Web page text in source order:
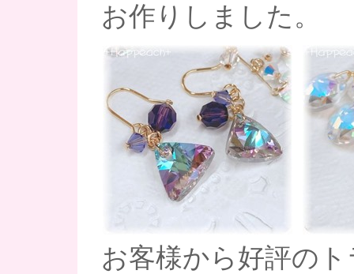
お作りしました。
お客様から好評の